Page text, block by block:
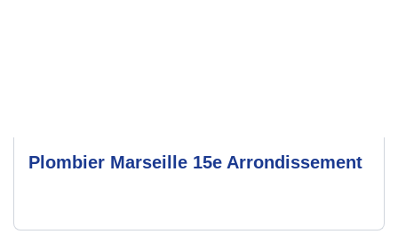
Plombier Marseille 15e Arrondissement